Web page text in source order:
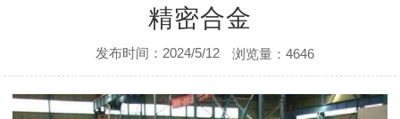
精密合金
发布时间：2024/5/12 浏览量：4646